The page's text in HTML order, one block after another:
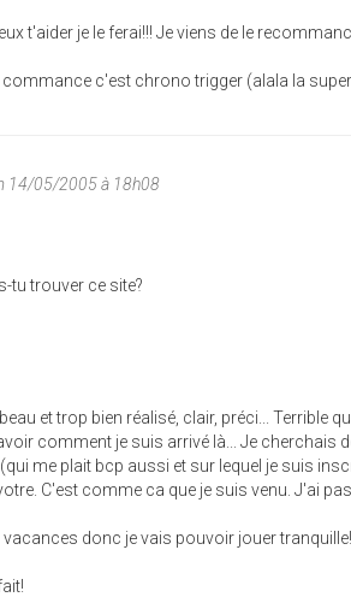
t'aider je le ferai!!! Je viens de le
c'est chrono trigger (alala la super
14/05/2005 à 18h08
tu trouver ce site?
et trop bien réalisé, clair, préci... Terrible
comment je suis arrivé là... Je cherchais
me plait bcp aussi et sur lequel je suis
C'est comme ca que je suis venu. J'ai
donc je vais pouvoir jouer